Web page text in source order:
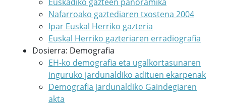
Nafarroako gaztediaren txostena 2004
Ipar Euskal Herriko gazteria
Euskal Herriko gazteriaren erradiografia
Dosierra: Demografia
EH-ko demografia eta ugalkortasunaren
inguruko jardunaldiko adituen ekarpenak
Demografia jardunaldiko Gaindegiaren
akta